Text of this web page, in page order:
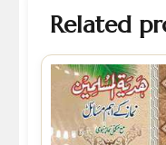
Related